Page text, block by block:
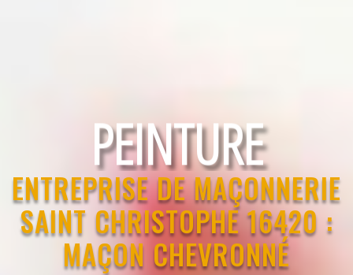
RAVALEMENT
ENTREPRISE DE MAÇONNERIE
SAINT CHRISTOPHE 16420 :
MAÇON CHEVRONNÉ